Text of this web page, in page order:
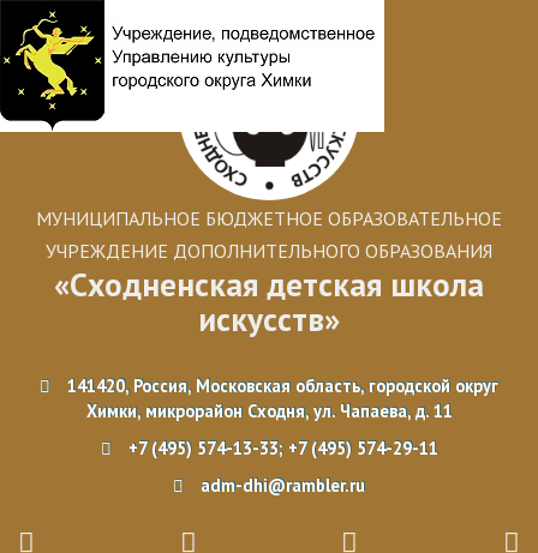
МУНИЦИПАЛЬНОЕ БЮДЖЕТНОЕ ОБРАЗОВАТЕЛЬНОЕ
УЧРЕЖДЕНИЕ ДОПОЛНИТЕЛЬНОГО ОБРАЗОВАНИЯ
«Сходненская детская школа
искусств»
141420, Россия, Московская область, городской округ
Химки, микрорайон Сходня, ул. Чапаева, д. 11
+7 (495) 574-13-33; +7 (495) 574-29-11
adm-dhi@rambler.ru